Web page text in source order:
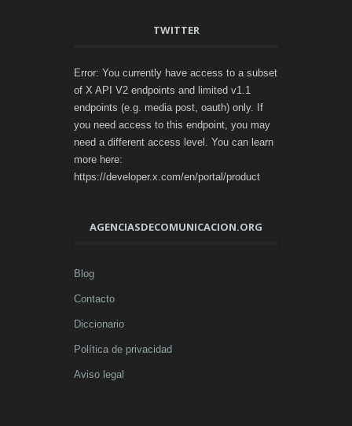
TWITTER
Error: You currently have access to a subset
of X API V2 endpoints and limited v1.1
endpoints (e.g. media post, oauth) only. If
you need access to this endpoint, you may
need a different access level. You can learn
more here:
https://developer.x.com/en/portal/product
AGENCIASDECOMUNICACION.ORG
Blog
Contacto
Diccionario
Política de privacidad
Aviso legal